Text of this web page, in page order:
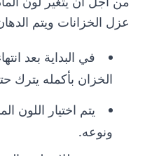
عزل الخزانات ويتم
في البداية بعد
الخزان بأكمله
يتم اختيار اللون
ونوعه.